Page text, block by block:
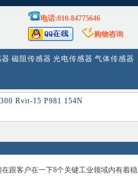
电话:010-84775646
购物咨询
磁阻传感器 光电传感器 气体传感器
Rvit-15 P981 154N
跟客户在一下8个关键工业领域内有着稳